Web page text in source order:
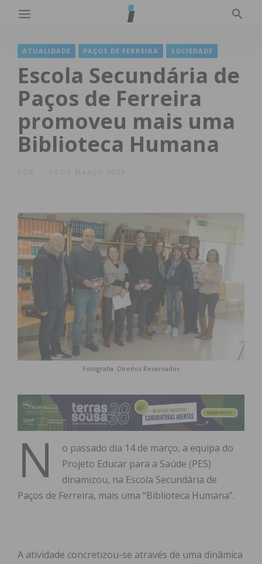
ATUALIDADE PAÇOS DE FERREIRA SOCIEDADE
Escola Secundária de
Paços de Ferreira
promoveu mais uma
Biblioteca Humana
15 DE MARÇO 2023
Fotografia: Direitos Reservados
N
o passado dia 14 de março, a equipa do
Projeto Educar para a Saúde (PES)
dinamizou, na Escola Secundária de
Paços de Ferreira, mais uma “Biblioteca Humana”.
A atividade concretizou-se através de uma dinâmica